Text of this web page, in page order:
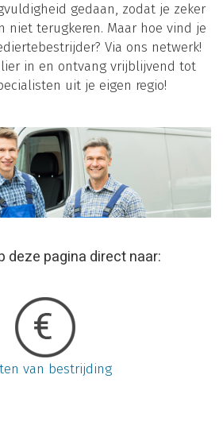
gedaan, zodat je zeker
niet terugkeren. Maar hoe vind je
Via ons netwerk!
in en ontvang vrijblijvend tot
uit je eigen regio!
deze pagina direct naar:
van bestrijding